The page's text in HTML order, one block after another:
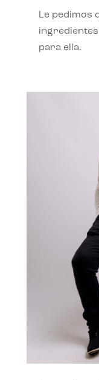
Le pedimos
para ella.